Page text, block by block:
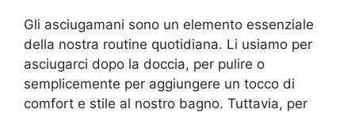
Gli asciugamani sono un elemento essenziale
della nostra routine quotidiana. Li usiamo per
asciugarci dopo la doccia, per pulire o
semplicemente per aggiungere un tocco di
comfort e stile al nostro bagno. Tuttavia, per